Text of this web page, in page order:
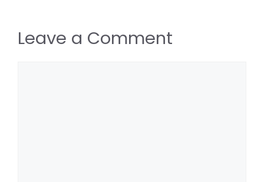
Leave a Comment